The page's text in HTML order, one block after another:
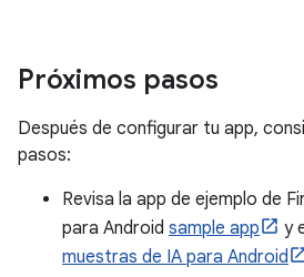
Próximos pasos
Después de configurar tu app,
pasos:
Revisa la app de ejemplo de
para Android sample app y
muestras de IA para Android